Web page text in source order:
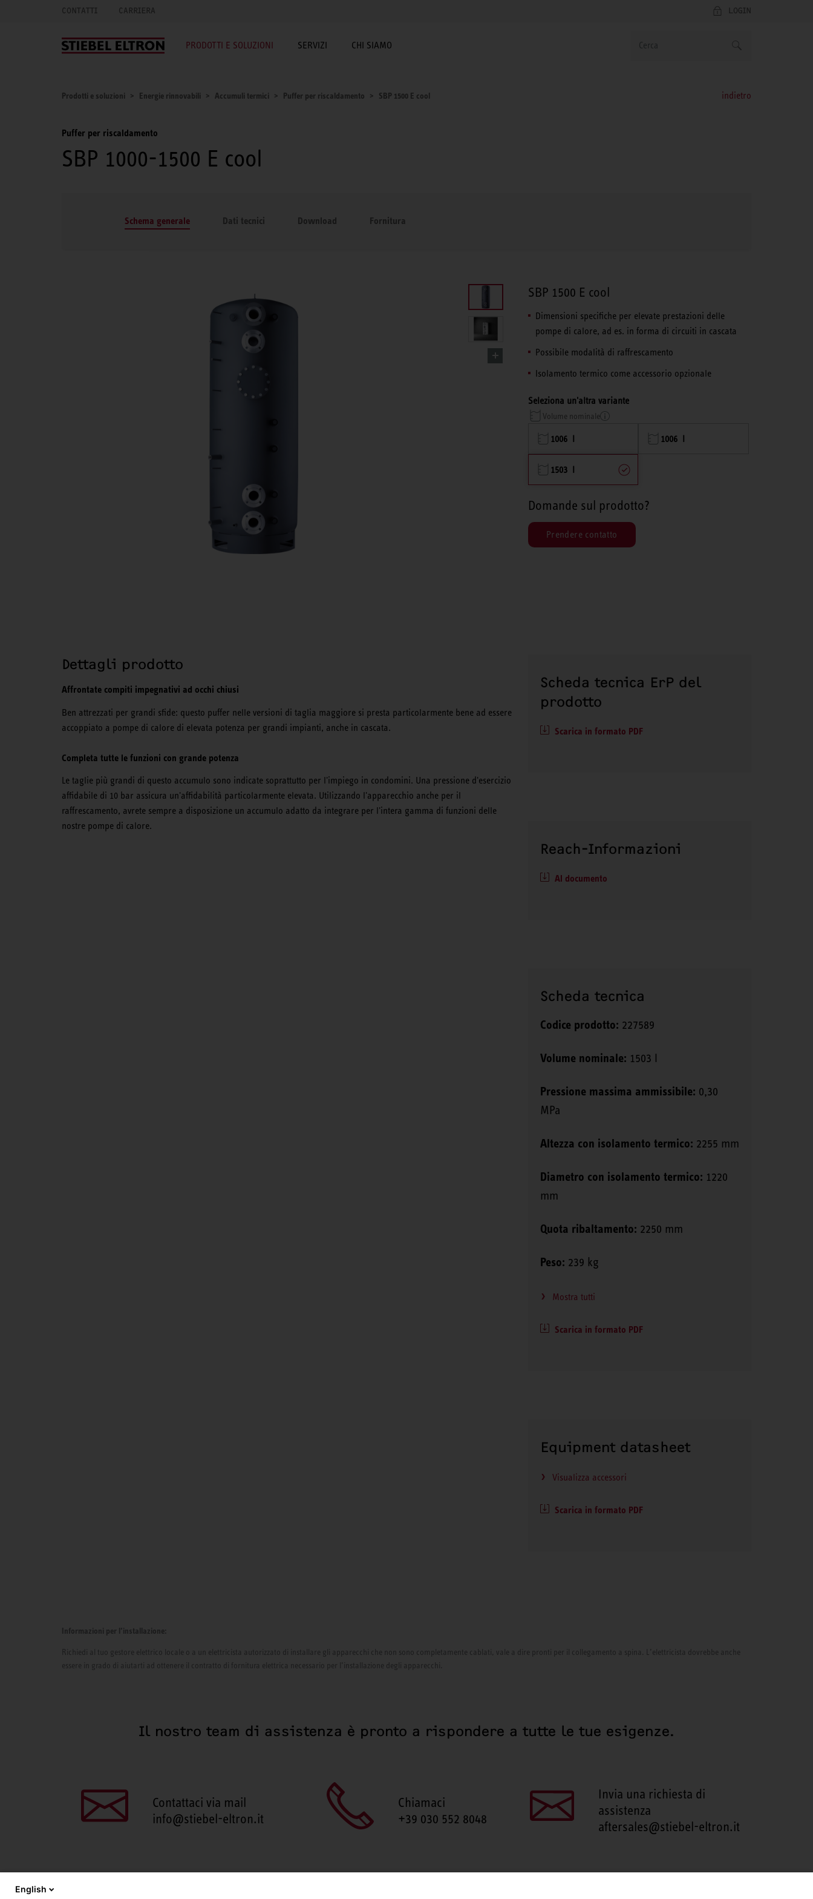
CONTATTI CARRIERA LOGIN
PRODOTTI E SOLUZIONI SERVIZI CHI SIAMO
Prodotti e soluzioni Energie rinnovabili Accumuli termici Puffer per riscaldamento SBP 1500 E cool indietro
Puffer per riscaldamento
SBP 1000-1500 E cool
Schema generale Dati tecnici Download Fornitura
SBP 1500 E cool
Dimensioni specifiche per elevate prestazioni delle
pompe di calore, ad es. in forma di circuiti in cascata
Possibile modalità di raffrescamento
Isolamento termico come accessorio opzionale
Seleziona un'altra variante
Volume nominale
1006 l 1006 l
1503 l
Domande sul prodotto?
Prendere contatto
Dettagli prodotto
Affrontate compiti impegnativi ad occhi chiusi
Ben attrezzati per grandi sfide: questo puffer nelle versioni di taglia maggiore si presta particolarmente bene ad essere
accoppiato a pompe di calore di elevata potenza per grandi impianti, anche in cascata.
Completa tutte le funzioni con grande potenza
Le taglie più grandi di questo accumulo sono indicate soprattutto per l'impiego in condomini. Una pressione d'esercizio
affidabile di 10 bar assicura un'affidabilità particolarmente elevata. Utilizzando l'apparecchio anche per il
raffrescamento, avrete sempre a disposizione un accumulo adatto da integrare per l'intera gamma di funzioni delle
nostre pompe di calore.
Scheda tecnica ErP del
prodotto
Scarica in formato PDF
Reach-Informazioni
Al documento
Scheda tecnica
Codice prodotto: 227589
Volume nominale: 1503 l
Pressione massima ammissibile: 0,30
MPa
Altezza con isolamento termico: 2255 mm
Diametro con isolamento termico: 1220
mm
Quota ribaltamento: 2250 mm
Peso: 239 kg
Mostra tutti
Scarica in formato PDF
Equipment datasheet
Visualizza accessori
Scarica in formato PDF
Informazioni per l’installazione:
Richiedi al tuo gestore elettrico locale o a un elettricista autorizzato di installare gli apparecchi che non sono completamente cablati, vale a dire pronti per il collegamento a spina. L’elettricista dovrebbe anche
essere in grado di aiutarti ad ottenere il contratto di fornitura elettrica necessario per l’installazione degli apparecchi.
Il nostro team di assistenza è pronto a rispondere a tutte le tue esigenze.
Contattaci via mail
info@stiebel-eltron.it
Chiamaci
+39 030 552 8048
Invia una richiesta di
assistenza
aftersales@stiebel-eltron.it
English